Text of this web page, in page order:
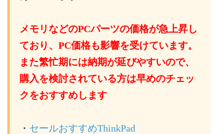
メモリなどのPCパーツの価格が急上昇し
ており、PC価格も影響を受けています。
また繁忙期には納期が延びやすいので、
購入を検討されている方は早めのチェッ
クをおすすめします
・ セールおすすめThinkPad